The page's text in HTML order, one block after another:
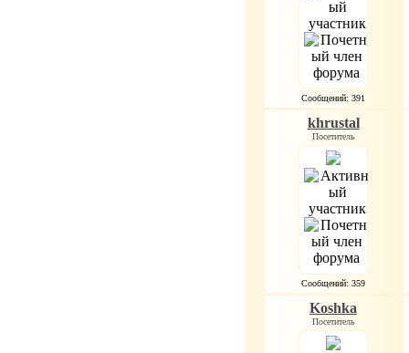
Сообщений: 391
khrustal
Посетитель
Сообщений: 359
Koshka
Посетитель